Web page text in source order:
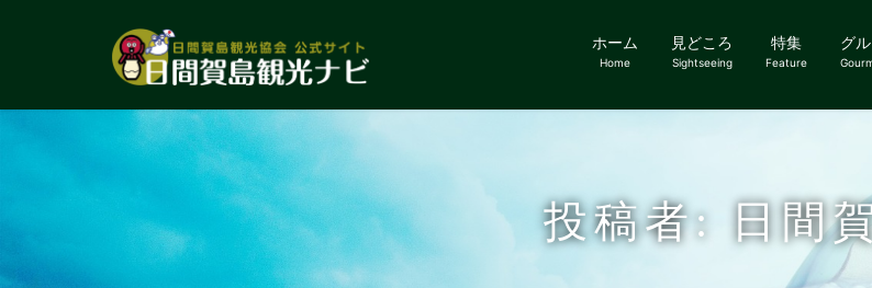
ホーム
Home
見どころ
Sightseeing
特集
Feature
グ
投稿者: 日間